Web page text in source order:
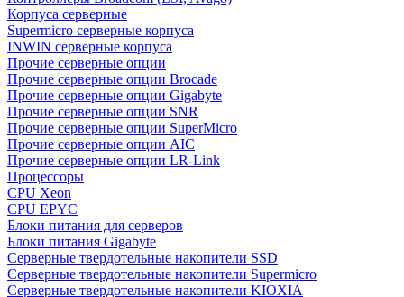
Корпуса серверные
Supermicro серверные корпуса
INWIN серверные корпуса
Прочие серверные опции
Прочие серверные опции Brocade
Прочие серверные опции Gigabyte
Прочие серверные опции SNR
Прочие серверные опции SuperMicro
Прочие серверные опции AIC
Прочие серверные опции LR-Link
Процессоры
CPU Xeon
CPU EPYC
Блоки питания для серверов
Блоки питания Gigabyte
Серверные твердотельные накопители SSD
Cерверные твердотельные накопители Supermicro
Cерверные твердотельные накопители KIOXIA